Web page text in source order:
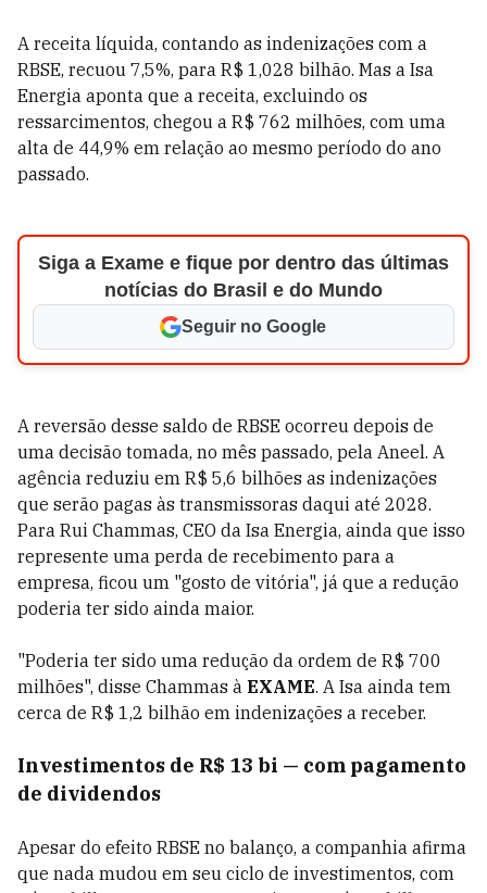
A receita líquida, contando as indenizações com a
RBSE, recuou 7,5%, para R$ 1,028 bilhão. Mas a Isa
Energia aponta que a receita, excluindo os
ressarcimentos, chegou a R$ 762 milhões, com uma
alta de 44,9% em relação ao mesmo período do ano
passado.
Siga a Exame e fique por dentro das últimas
notícias do Brasil e do Mundo
Seguir no Google
A reversão desse saldo de RBSE ocorreu depois de
uma decisão tomada, no mês passado, pela Aneel. A
agência reduziu em R$ 5,6 bilhões as indenizações
que serão pagas às transmissoras daqui até 2028.
Para Rui Chammas, CEO da Isa Energia, ainda que isso
represente uma perda de recebimento para a
empresa, ficou um "gosto de vitória", já que a redução
poderia ter sido ainda maior.
"Poderia ter sido uma redução da ordem de R$ 700
milhões", disse Chammas à EXAME. A Isa ainda tem
cerca de R$ 1,2 bilhão em indenizações a receber.
Investimentos de R$ 13 bi — com pagamento
de dividendos
Apesar do efeito RBSE no balanço, a companhia afirma
que nada mudou em seu ciclo de investimentos, com